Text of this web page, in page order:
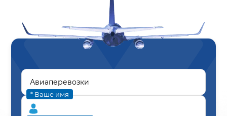
* Ваше имя